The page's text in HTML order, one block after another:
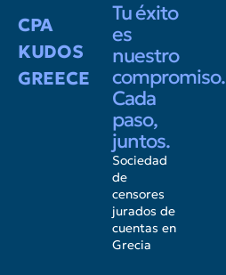
CPA
KUDOS
GREECE
Tu éxito
es
nuestro
compromiso.
Cada
paso,
juntos.
Sociedad
de
censores
jurados de
cuentas en
Grecia